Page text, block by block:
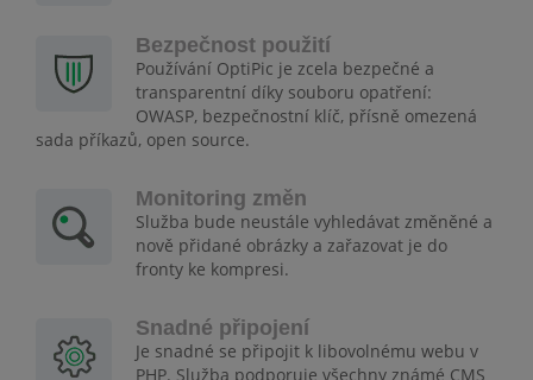
Bezpečnost použití
Používání OptiPic je zcela bezpečné a
transparentní díky souboru opatření:
OWASP, bezpečnostní klíč, přísně omezená
sada příkazů, open source.
Monitoring změn
Služba bude neustále vyhledávat změněné a
nově přidané obrázky a zařazovat je do
fronty ke kompresi.
Snadné připojení
Je snadné se připojit k libovolnému webu v
PHP. Služba podporuje všechny známé CMS